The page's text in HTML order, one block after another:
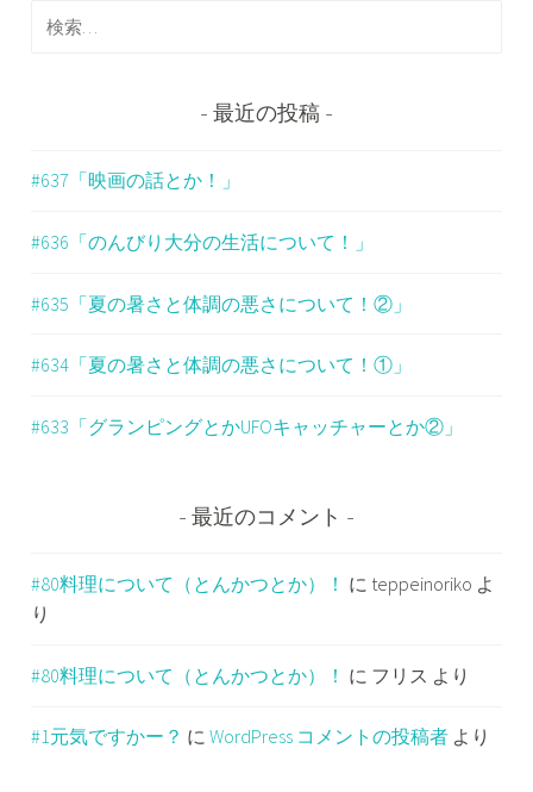
検
索
最近の投稿
#637「映画の話とか！」
#636「のんびり大分の生活について！」
#635「夏の暑さと体調の悪さについて！②」
#634「夏の暑さと体調の悪さについて！①」
#633「グランピングとかUFOキャッチャーとか②」
最近のコメント
#80料理について（とんかつとか）！ に teppeinoriko よ
り
#80料理について（とんかつとか）！ に フリス より
#1元気ですかー？ にWordPress コメントの投稿者 より